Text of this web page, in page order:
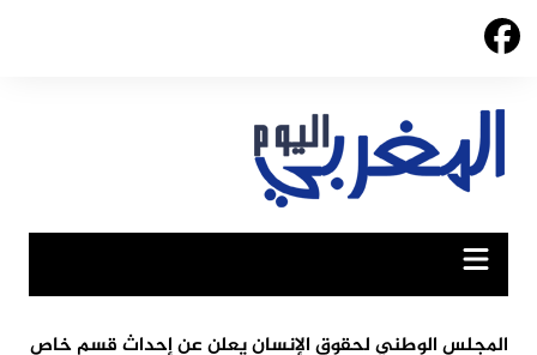
Skip
المجلس الوطني لحقوق الإنسان يعلن عن إحداث قسم خاص